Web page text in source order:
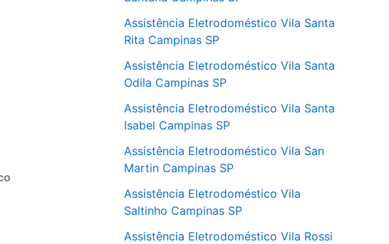
Assistência Eletrodoméstico Vila Santa
Rita Campinas SP
Assistência Eletrodoméstico Vila Santa
Odila Campinas SP
Assistência Eletrodoméstico Vila Santa
Isabel Campinas SP
Assistência Eletrodoméstico Vila San
Martin Campinas SP
Assistência Eletrodoméstico Vila
Saltinho Campinas SP
Assistência Eletrodoméstico Vila Rossi